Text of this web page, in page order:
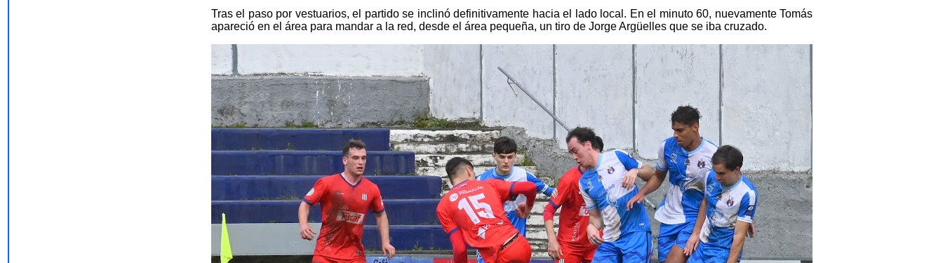
Tras el paso por vestuarios, el partido se inclinó definitivamente hacia el lado local. En el minuto 60, nuevamente Tomás
apareció en el área para mandar a la red, desde el área pequeña, un tiro de Jorge Argüelles que se iba cruzado.